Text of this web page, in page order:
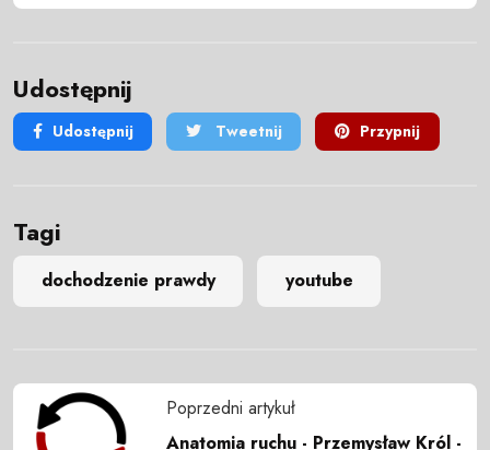
Udostępnij
Udostępnij Tweetnij Przypnij
Tagi
dochodzenie prawdy youtube
Poprzedni artykuł
Anatomia ruchu - Przemysław Król -